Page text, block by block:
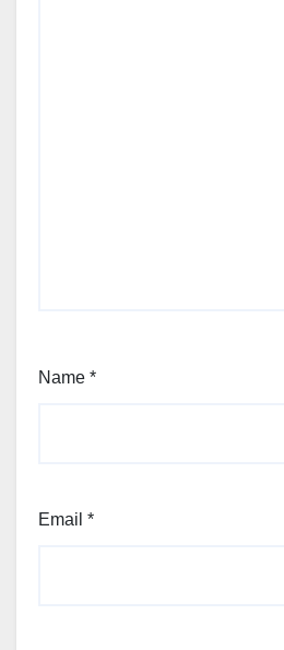
Name *
Email *